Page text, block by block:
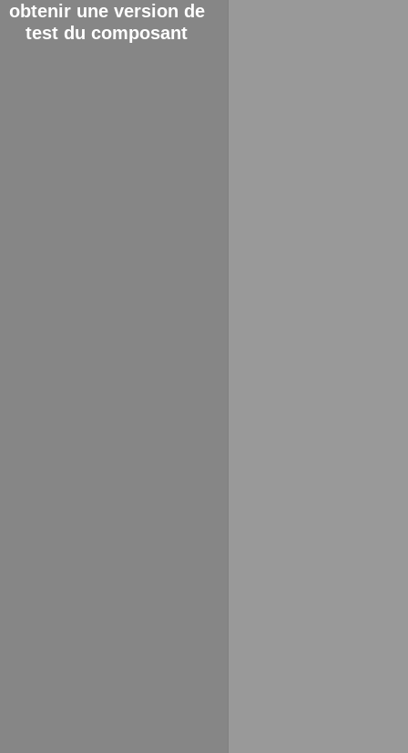
obtenir une version de
test du composant